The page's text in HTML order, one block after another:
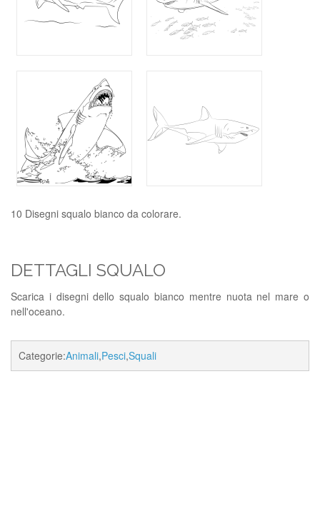
10 Disegni squalo bianco da colorare.
DETTAGLI SQUALO
Scarica i disegni dello squalo bianco mentre nuota nel mare o
nell'oceano.
Categorie:Animali,Pesci,Squali